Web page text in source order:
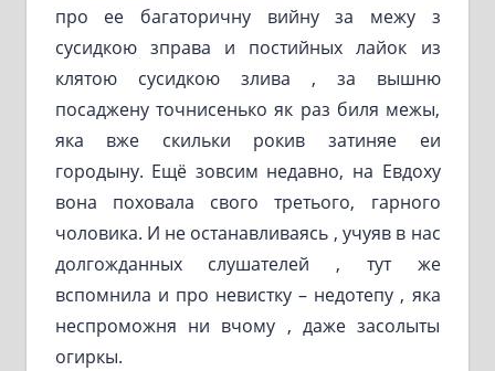
про ее багаторичну вийну за межу з
сусидкою зправа и постийных лайок из
клятою сусидкою злива , за вышню
посаджену точнисенько як раз биля межы,
яка вже скильки рокив затиняе еи
городыну. Ещё зовсим недавно, на Евдоху
вона поховала свого третього, гарного
чоловика. И не останавливаясь , учуяв в нас
долгожданных слушателей , тут же
вспомнила и про невистку – недотепу , яка
неспроможня ни вчому , даже засолыты
огиркы.